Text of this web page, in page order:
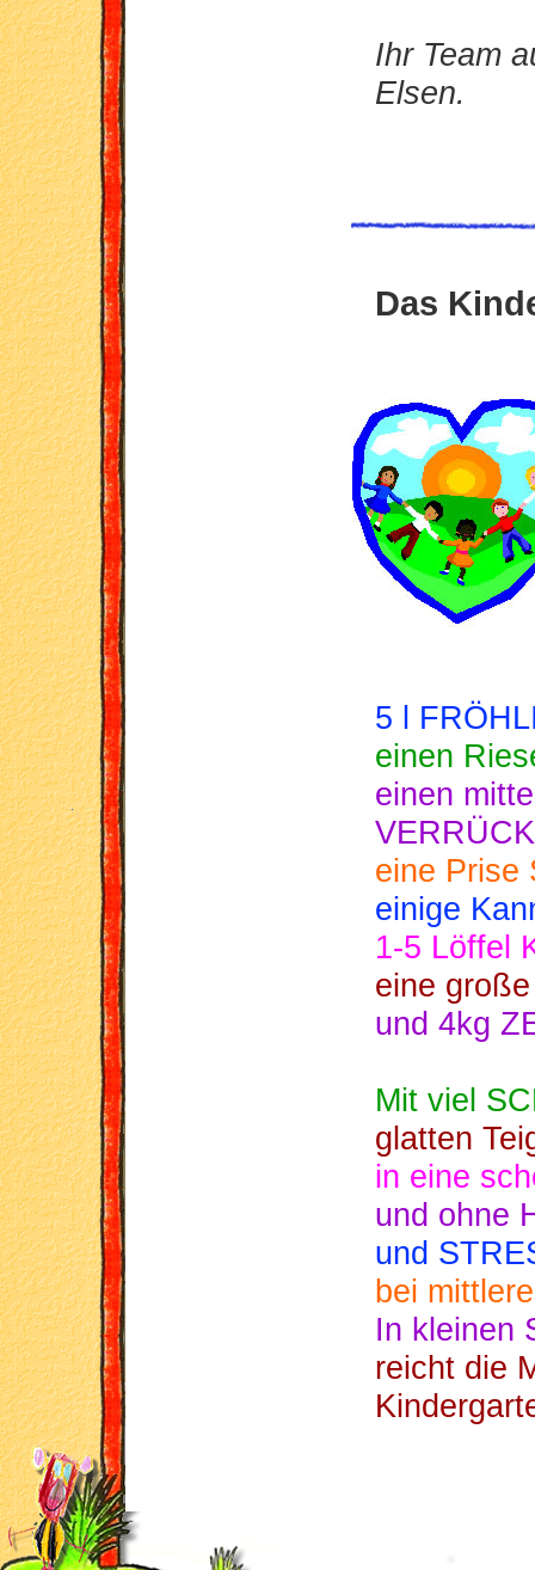
Ihr Team
Elsen.
Das
5 l
einen
einen
eine Prise
einige
1-5 Löffel
eine
und 4kg
Mit viel
glatten
in eine
und ohne
und
bei
In kleinen
reicht die